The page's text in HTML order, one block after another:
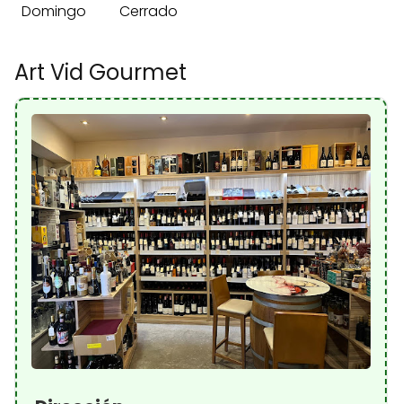
Domingo
Cerrado
Art Vid Gourmet